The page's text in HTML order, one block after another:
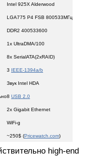
Intel 925X Alderwood
LGA775 P4 FSB 800533МГц
DDR2 400533600
1x UltraDMA/100
8x SerialATA(2xRAID)
3 IEEE-1394a/b
Звук Intel HDA
8 USB 2.0
2x Gigabit Ethernet
WiFi-g
~250$ (Pricewatch.com)
high-end